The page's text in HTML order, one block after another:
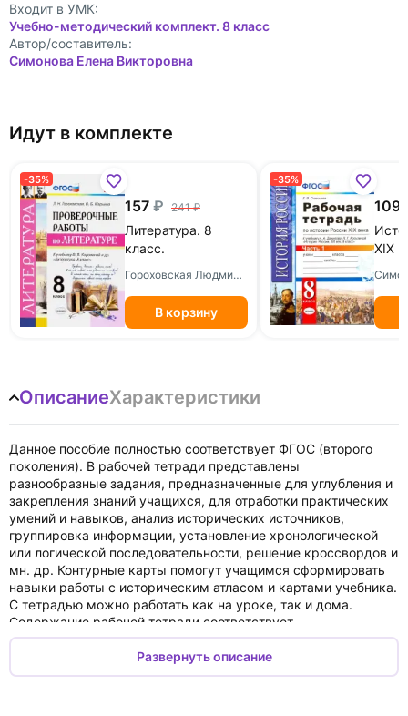
Входит в УМК:
Учебно-методический комплект. 8 класс
Автор/составитель:
Симонова Елена Викторовна
Идут в комплекте
-35%
157 241
Литература. 8
класс.
работы к учебнику
В. Я. Коровиной и
др. ФГОС
Гороховская Людмила Николаевна
В корзину
-35%
109
XIX
ОписаниеХарактеристики
Данное пособие полностью соответствует ФГОС (второго
поколения). В рабочей тетради представлены
разнообразные задания, предназначенные для углубления и
закрепления знаний учащихся, для отработки практических
умений и навыков, анализ исторических источников,
группировка информации, установление хронологической
или логической последовательности, решение кроссвордов и
мн. др. Контурные карты помогут учащимся сформировать
навыки работы с историческим атласом и картами учебника.
С тетрадью можно работать как на уроке, так и дома.
Содержание рабочей тетради соответствует
образовательному стандарту, она может быть использована
в комплекте с любым действующим учебником.
Развернуть описание